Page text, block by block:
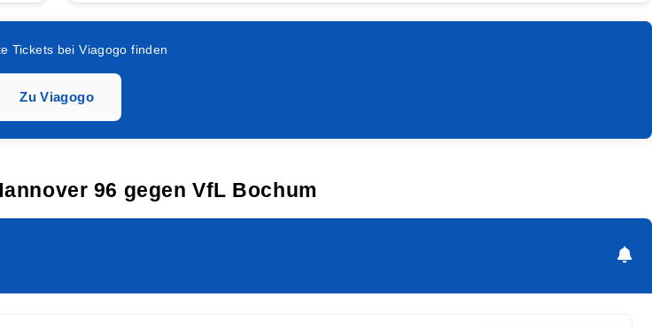
Tickets bei Viagogo finden
Zu Viagogo
96 gegen VfL Bochum